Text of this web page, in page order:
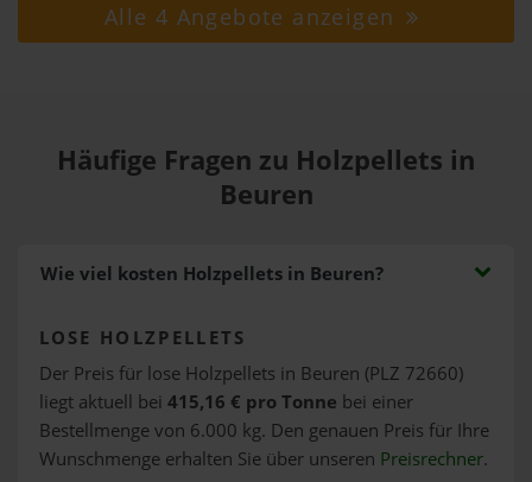
Alle 4 Angebote anzeigen
Häufige Fragen zu Holzpellets in
Beuren
Wie viel kosten Holzpellets in Beuren?
LOSE HOLZPELLETS
Der Preis für lose Holzpellets in Beuren (PLZ 72660)
liegt aktuell bei 415,16 € pro Tonne bei einer
Bestellmenge von 6.000 kg. Den genauen Preis für Ihre
Wunschmenge erhalten Sie über unseren Preisrechner.